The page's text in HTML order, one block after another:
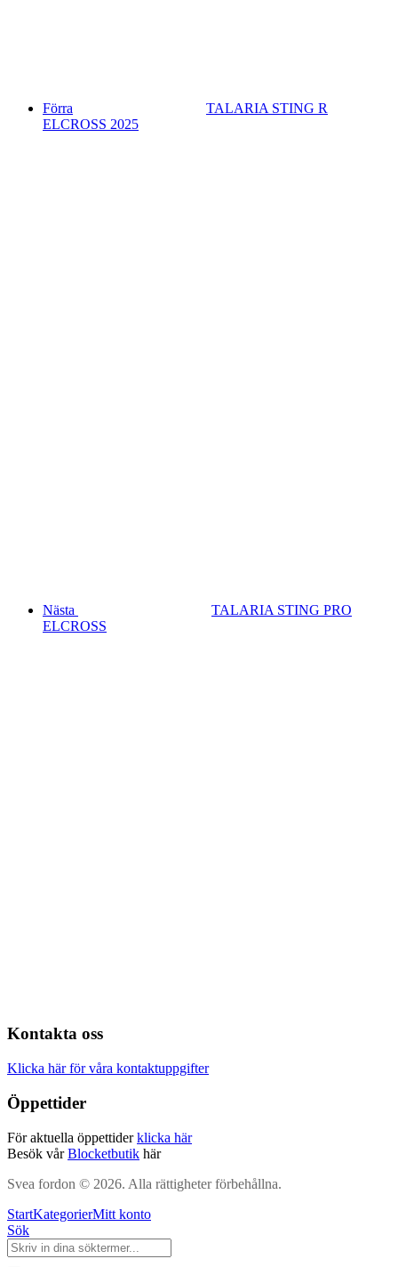
Förra
TALARIA STING R
ELCROSS 2025
Nästa
TALARIA STING PRO
ELCROSS
Kontakta oss
Klicka här för våra kontaktuppgifter
Öppettider
För aktuella öppettiderklicka här
Besök vårBlocketbutik här
Svea fordon © 2026. Alla rättigheter förbehållna.
StartKategorierMitt konto
Sök